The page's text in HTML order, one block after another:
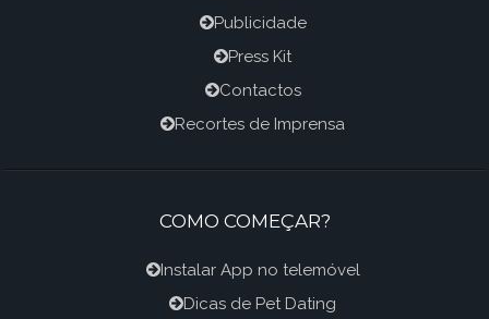
Publicidade
Press Kit
Contactos
Recortes de Imprensa
COMO COMEÇAR?
Instalar App no telemóvel
Dicas de Pet Dating